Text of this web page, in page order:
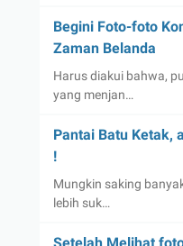
Begini Foto-foto
Zaman Belanda
Harus diakui bahwa,
yang menjan…
Pantai Batu Ketak,
!
Mungkin saking
lebih suk…
Setelah Melihat